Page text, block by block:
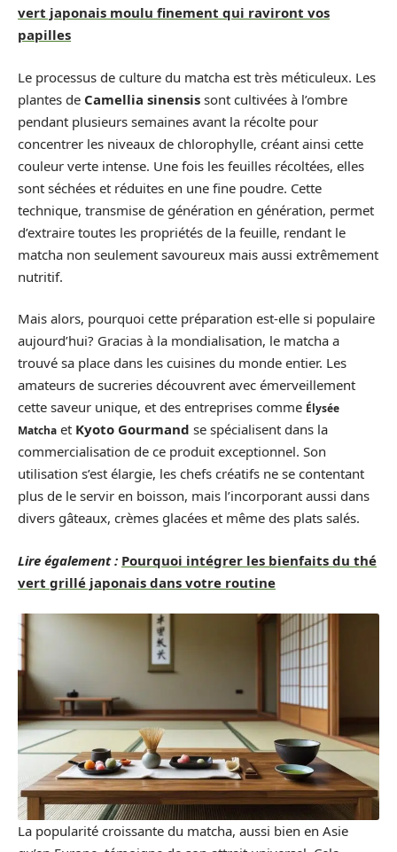
vert japonais moulu finement qui raviront vos
papilles
Le processus de culture du matcha est très méticuleux. Les
plantes de Camellia sinensis sont cultivées à l’ombre
pendant plusieurs semaines avant la récolte pour
concentrer les niveaux de chlorophylle, créant ainsi cette
couleur verte intense. Une fois les feuilles récoltées, elles
sont séchées et réduites en une fine poudre. Cette
technique, transmise de génération en génération, permet
d’extraire toutes les propriétés de la feuille, rendant le
matcha non seulement savoureux mais aussi extrêmement
nutritif.
Mais alors, pourquoi cette préparation est-elle si populaire
aujourd’hui? Gracias à la mondialisation, le matcha a
trouvé sa place dans les cuisines du monde entier. Les
amateurs de sucreries découvrent avec émerveillement
cette saveur unique, et des entreprises comme Élysée
Matcha et Kyoto Gourmand se spécialisent dans la
commercialisation de ce produit exceptionnel. Son
utilisation s’est élargie, les chefs créatifs ne se contentant
plus de le servir en boisson, mais l’incorporant aussi dans
divers gâteaux, crèmes glacées et même des plats salés.
Lire également : Pourquoi intégrer les bienfaits du thé
vert grillé japonais dans votre routine
La popularité croissante du matcha, aussi bien en Asie